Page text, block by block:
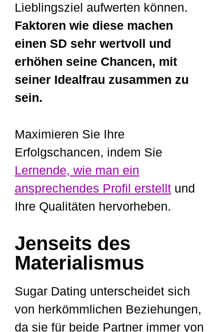
Lieblingsziel aufwerten können.
Faktoren wie diese machen
einen SD sehr wertvoll und
erhöhen seine Chancen, mit
seiner Idealfrau zusammen zu
sein.
Maximieren Sie Ihre
Erfolgschancen, indem Sie
Lernende, wie man ein
ansprechendes Profil erstellt und
Ihre Qualitäten hervorheben.
Jenseits des
Materialismus
Sugar Dating unterscheidet sich
von herkömmlichen Beziehungen,
da sie für beide Partner immer von